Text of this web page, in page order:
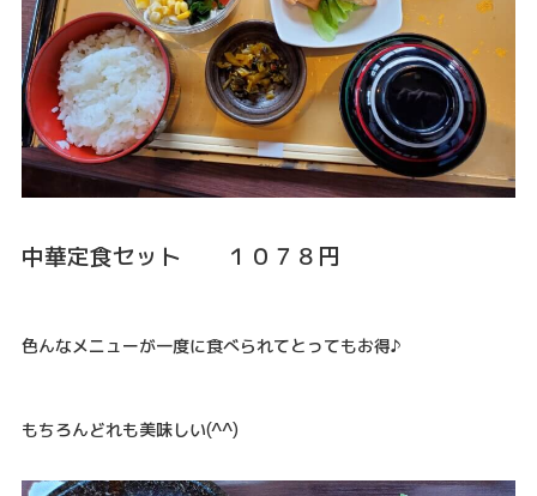
中華定食セット １０７８円
色んなメニューが一度に食べられてとってもお得♪
もちろんどれも美味しい(^^)